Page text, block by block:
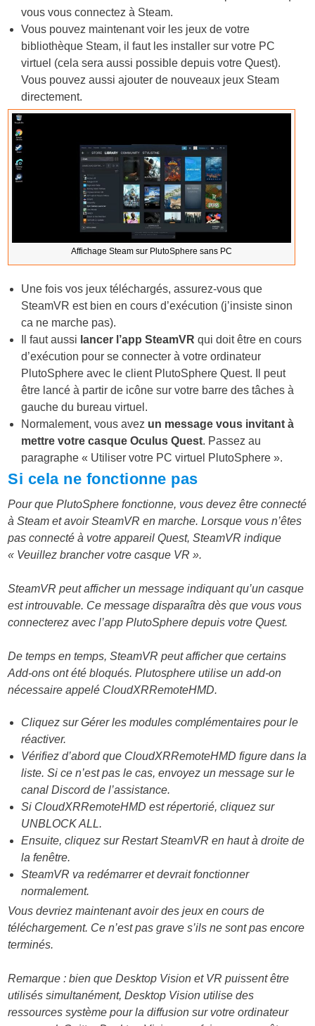
vous vous connectez à Steam.
Vous pouvez maintenant voir les jeux de votre
bibliothèque Steam, il faut les installer sur votre PC
virtuel (cela sera aussi possible depuis votre Quest).
Vous pouvez aussi ajouter de nouveaux jeux Steam
directement.
Affichage Steam sur PlutoSphere sans PC
Une fois vos jeux téléchargés, assurez-vous que
SteamVR est bien en cours d’exécution (j’insiste sinon
ca ne marche pas).
Il faut aussi lancer l’app SteamVR qui doit être en cours
d’exécution pour se connecter à votre ordinateur
PlutoSphere avec le client PlutoSphere Quest. Il peut
être lancé à partir de icône sur votre barre des tâches à
gauche du bureau virtuel.
Normalement, vous avez un message vous invitant à
mettre votre casque Oculus Quest. Passez au
paragraphe « Utiliser votre PC virtuel PlutoSphere ».
Si cela ne fonctionne pas
Pour que PlutoSphere fonctionne, vous devez être connecté
à Steam et avoir SteamVR en marche. Lorsque vous n’êtes
pas connecté à votre appareil Quest, SteamVR indique
« Veuillez brancher votre casque VR ».
SteamVR peut afficher un message indiquant qu’un casque
est introuvable. Ce message disparaîtra dès que vous vous
connecterez avec l’app PlutoSphere depuis votre Quest.
De temps en temps, SteamVR peut afficher que certains
Add-ons ont été bloqués. Plutosphere utilise un add-on
nécessaire appelé CloudXRRemoteHMD.
Cliquez sur Gérer les modules complémentaires pour le
réactiver.
Vérifiez d’abord que CloudXRRemoteHMD figure dans la
liste. Si ce n’est pas le cas, envoyez un message sur le
canal Discord de l’assistance.
Si CloudXRRemoteHMD est répertorié, cliquez sur
UNBLOCK ALL.
Ensuite, cliquez sur Restart SteamVR en haut à droite de
la fenêtre.
SteamVR va redémarrer et devrait fonctionner
normalement.
Vous devriez maintenant avoir des jeux en cours de
téléchargement. Ce n’est pas grave s’ils ne sont pas encore
terminés.
Remarque : bien que Desktop Vision et VR puissent être
utilisés simultanément, Desktop Vision utilise des
ressources système pour la diffusion sur votre ordinateur